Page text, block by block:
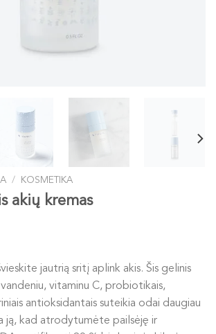
/ KOSMETIKA
akių kremas
jautrią sritį aplink akis. Šis gelinis
vitaminu C, probiotikais,
antioksidantais suteikia odai daugiau
ją, kad atrodytumėte pailsėję ir